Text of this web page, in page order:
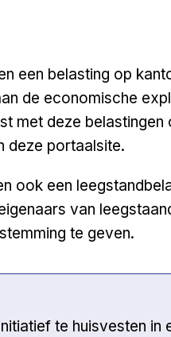
een belasting op
de economische
met deze belastingen
deze portaalsite.
ook een
van
te geven.
te huisvesten in